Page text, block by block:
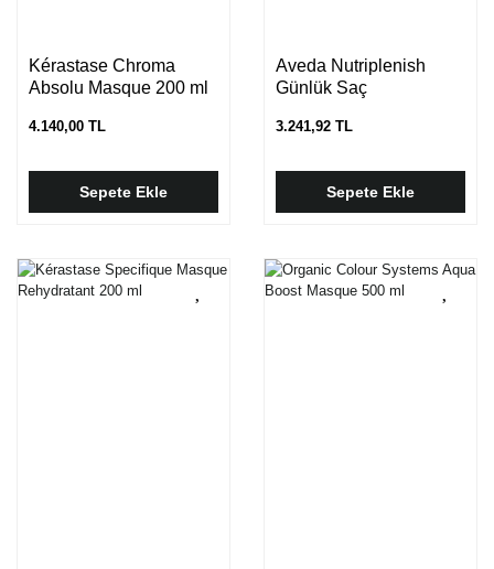
Kérastase Chroma
Absolu Masque 200 ml
4.140,00 TL
Sepete Ekle
Aveda Nutriplenish
Günlük Saç
3.241,92 TL
Sepete Ekle